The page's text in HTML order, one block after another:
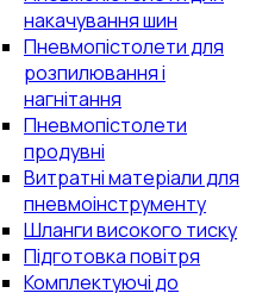
накачування шин
Пневмопістолети для
розпилювання і
нагнітання
Пневмопістолети
продувні
Витратні матеріали для
пневмоінструменту
Шланги високого тиску
Підготовка повітря
Комплектуючі до